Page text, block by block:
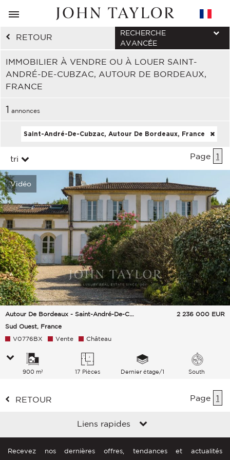
RETOUR
IMMOBILIER À VENDRE OU À LOUER SAINT-
ANDRÉ-DE-CUBZAC, AUTOUR DE BORDEAUX,
FRANCE
RECHERCHE
AVANCÉE
1 annonces
Saint-André-De-Cubzac, Autour De Bordeaux, France
tri Page 1
Vidéo
Sud Ouest, France
2 236 000 EUR
V0776BX Vente Château
900 m² 17 Pièces Dernier étage/1 South
RETOUR Page 1
Liens rapides
Recevez nos dernières offres, tendances et actualités